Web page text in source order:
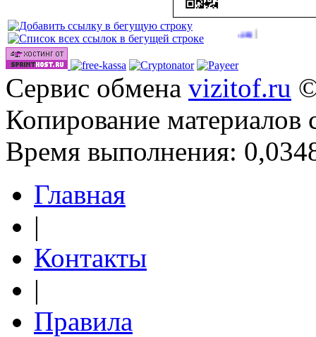
Сервис обмена vizitof.ru
Копирование материалов
Время выполнения:
Главная
|
Контакты
|
Правила